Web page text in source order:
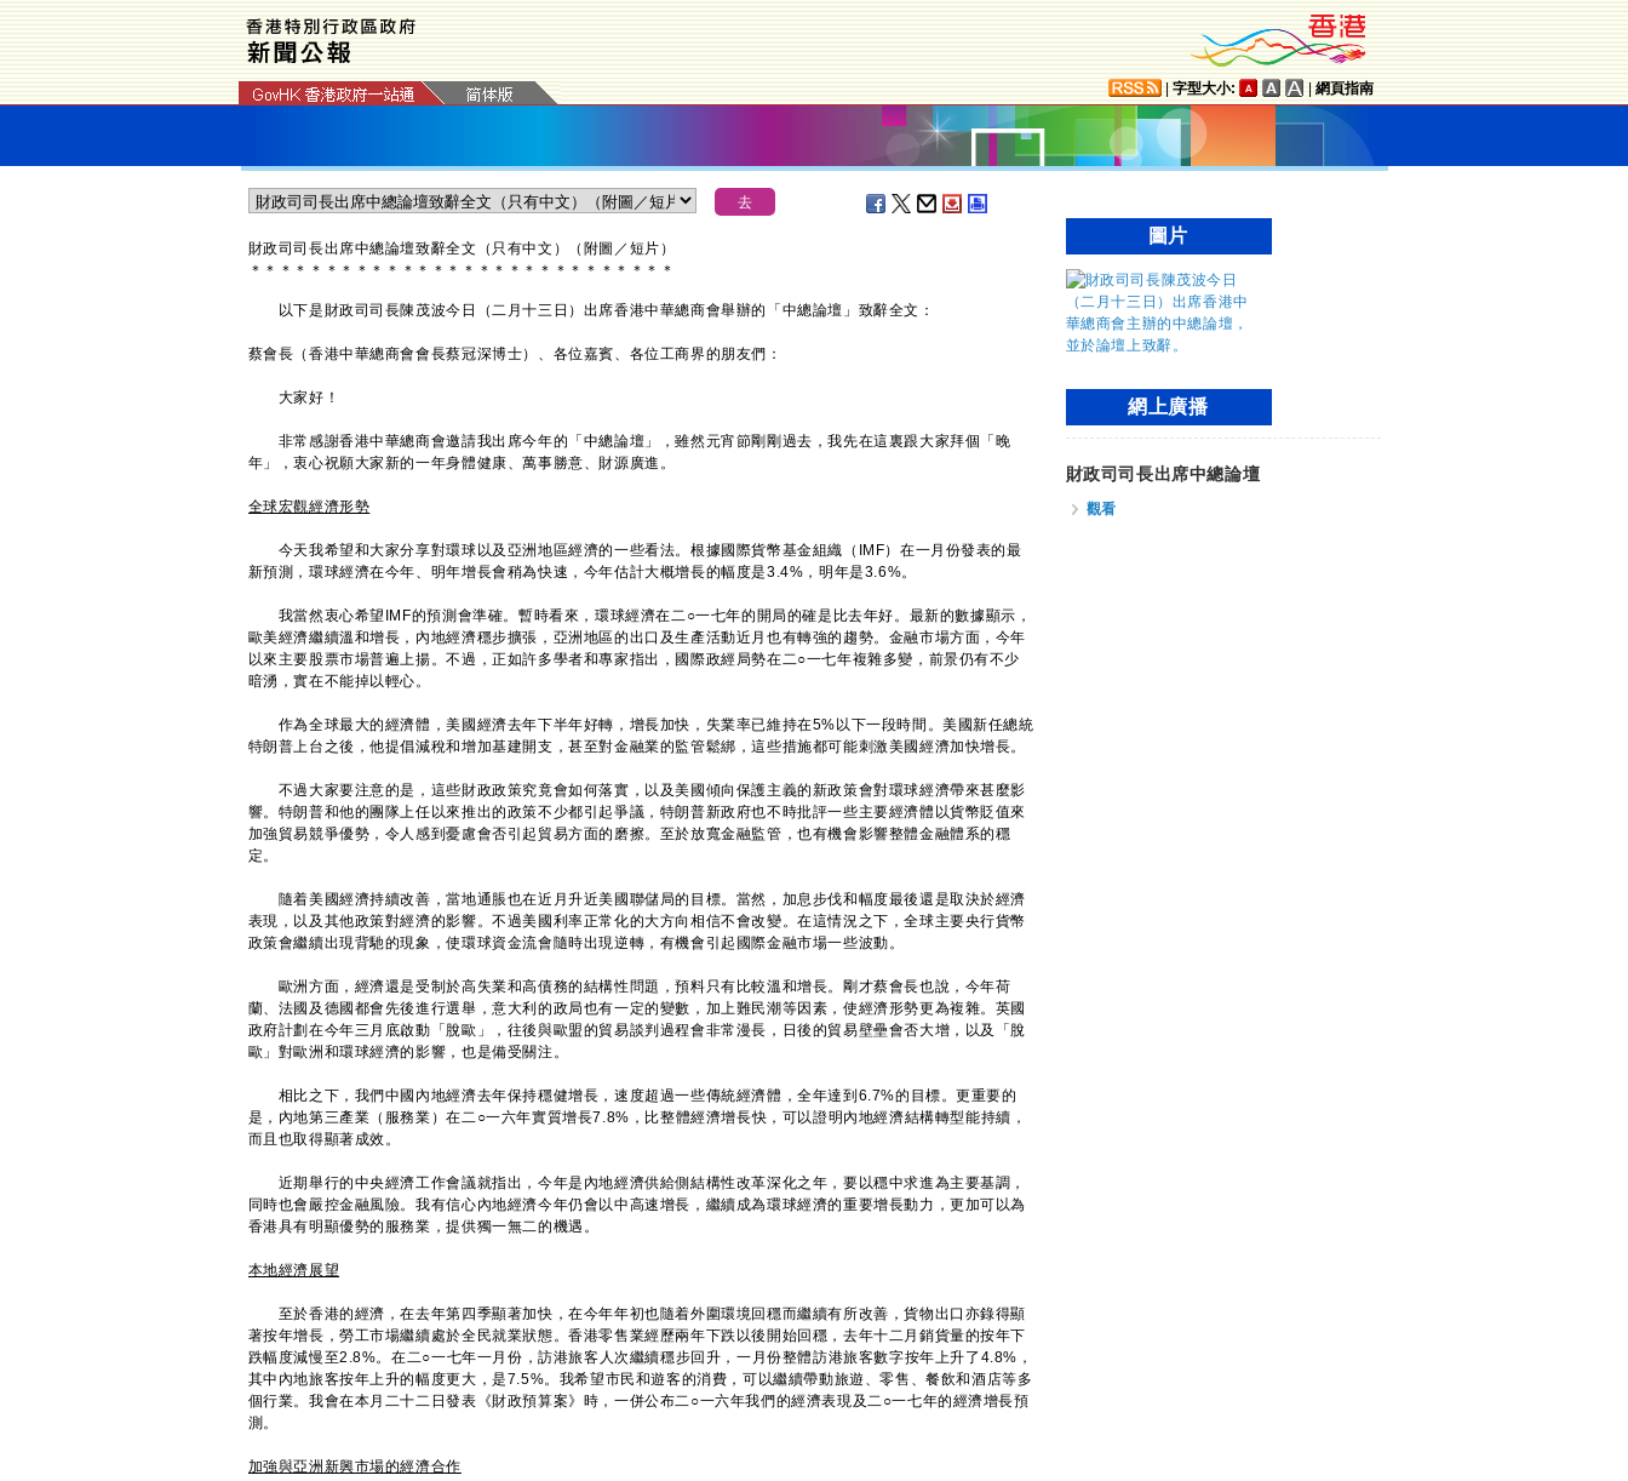
字型大小: 網頁指南
財政司司長出席中總論壇致辭全文（只有中文）（附圖／短片）
＊ ＊ ＊ ＊ ＊ ＊ ＊ ＊ ＊ ＊ ＊ ＊ ＊ ＊ ＊ ＊ ＊ ＊ ＊ ＊ ＊ ＊ ＊ ＊ ＊ ＊ ＊ ＊
以下是財政司司長陳茂波今日（二月十三日）出席香港中華總商會舉辦的「中總論壇」致辭全文：
蔡會長（香港中華總商會會長蔡冠深博士）、各位嘉賓、各位工商界的朋友們：
大家好！
非常感謝香港中華總商會邀請我出席今年的「中總論壇」，雖然元宵節剛剛過去，我先在這裏跟大家拜個「晚
年」，衷心祝願大家新的一年身體健康、萬事勝意、財源廣進。
全球宏觀經濟形勢
今天我希望和大家分享對環球以及亞洲地區經濟的一些看法。根據國際貨幣基金組織（IMF）在一月份發表的最
新預測，環球經濟在今年、明年增長會稍為快速，今年估計大概增長的幅度是3.4%，明年是3.6%。
我當然衷心希望IMF的預測會準確。暫時看來，環球經濟在二○一七年的開局的確是比去年好。最新的數據顯示，
歐美經濟繼續溫和增長，內地經濟穩步擴張，亞洲地區的出口及生產活動近月也有轉強的趨勢。金融市場方面，今年
以來主要股票市場普遍上揚。不過，正如許多學者和專家指出，國際政經局勢在二○一七年複雜多變，前景仍有不少
暗湧，實在不能掉以輕心。
作為全球最大的經濟體，美國經濟去年下半年好轉，增長加快，失業率已維持在5%以下一段時間。美國新任總統
特朗普上台之後，他提倡減稅和增加基建開支，甚至對金融業的監管鬆綁，這些措施都可能刺激美國經濟加快增長。
不過大家要注意的是，這些財政政策究竟會如何落實，以及美國傾向保護主義的新政策會對環球經濟帶來甚麼影
響。特朗普和他的團隊上任以來推出的政策不少都引起爭議，特朗普新政府也不時批評一些主要經濟體以貨幣貶值來
加強貿易競爭優勢，令人感到憂慮會否引起貿易方面的磨擦。至於放寬金融監管，也有機會影響整體金融體系的穩
定。
隨着美國經濟持續改善，當地通脹也在近月升近美國聯儲局的目標。當然，加息步伐和幅度最後還是取決於經濟
表現，以及其他政策對經濟的影響。不過美國利率正常化的大方向相信不會改變。在這情況之下，全球主要央行貨幣
政策會繼續出現背馳的現象，使環球資金流會隨時出現逆轉，有機會引起國際金融市場一些波動。
歐洲方面，經濟還是受制於高失業和高債務的結構性問題，預料只有比較溫和增長。剛才蔡會長也說，今年荷
蘭、法國及德國都會先後進行選舉，意大利的政局也有一定的變數，加上難民潮等因素，使經濟形勢更為複雜。英國
政府計劃在今年三月底啟動「脫歐」，往後與歐盟的貿易談判過程會非常漫長，日後的貿易壁壘會否大增，以及「脫
歐」對歐洲和環球經濟的影響，也是備受關注。
相比之下，我們中國內地經濟去年保持穩健增長，速度超過一些傳統經濟體，全年達到6.7%的目標。更重要的
是，內地第三產業（服務業）在二○一六年實質增長7.8%，比整體經濟增長快，可以證明內地經濟結構轉型能持續，
而且也取得顯著成效。
近期舉行的中央經濟工作會議就指出，今年是內地經濟供給側結構性改革深化之年，要以穩中求進為主要基調，
同時也會嚴控金融風險。我有信心內地經濟今年仍會以中高速增長，繼續成為環球經濟的重要增長動力，更加可以為
香港具有明顯優勢的服務業，提供獨一無二的機遇。
本地經濟展望
至於香港的經濟，在去年第四季顯著加快，在今年年初也隨着外圍環境回穩而繼續有所改善，貨物出口亦錄得顯
著按年增長，勞工市場繼續處於全民就業狀態。香港零售業經歷兩年下跌以後開始回穩，去年十二月銷貨量的按年下
跌幅度減慢至2.8%。在二○一七年一月份，訪港旅客人次繼續穩步回升，一月份整體訪港旅客數字按年上升了4.8%，
其中內地旅客按年上升的幅度更大，是7.5%。我希望市民和遊客的消費，可以繼續帶動旅遊、零售、餐飲和酒店等多
個行業。我會在本月二十二日發表《財政預算案》時，一併公布二○一六年我們的經濟表現及二○一七年的經濟增長預
測。
加強與亞洲新興市場的經濟合作
圖片
網上廣播
財政司司長出席中總論壇
觀看